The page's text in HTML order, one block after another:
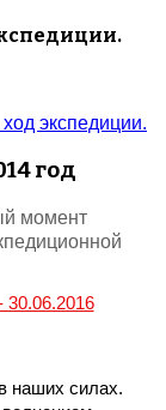
год
момент
30.06.2016
наших силах.